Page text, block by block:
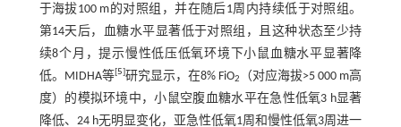
于海拔100 m的对照组，并在随后1周内持续低于对照组。
第14天后，血糖水平显著低于对照组，且这种状态至少持
续8个月，提示慢性低压低氧环境下小鼠血糖水平显著降
低。MIDHA等[5]研究显示，在8% FiO2
（对应海拔>5 000 m高
度）的模拟环境中，小鼠空腹血糖水平在急性低氧3 h显著
降低、24 h无明显变化，亚急性低氧1周和慢性低氧3周进一